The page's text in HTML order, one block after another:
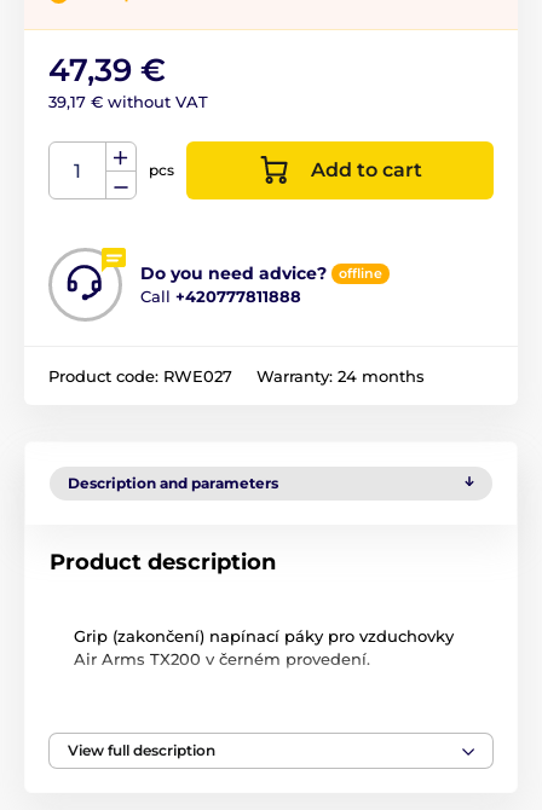
47,39 €
39,17 € without VAT
pcs Add to cart
Do you need advice? offline
Call +420777811888
Product code: RWE027 Warranty: 24 months
Description and parameters
Product description
Grip (zakončení) napínací páky pro vzduchovky
Air Arms TX200 v černém provedení.
V případě zájmu o jiné produkty z nabídky
Rowam Engineering, které nejsou na našich
View full description